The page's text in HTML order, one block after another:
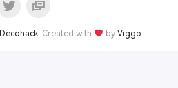
Decohack. Created with by Viggo.